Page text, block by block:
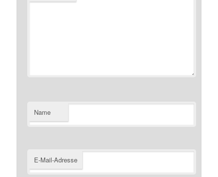
Name
E-Mail-Adresse